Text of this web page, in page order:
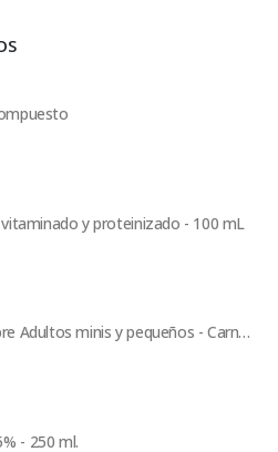
vitaminado y proteinizado - 100 mL
Beneful Sobre Adultos minis y pequeños - Carne y arroz salvaje
- 250 ml.